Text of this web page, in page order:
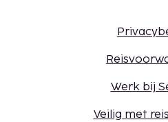
Werk bij
Veilig met